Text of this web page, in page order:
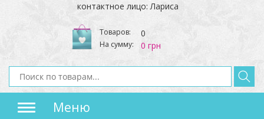
контактное лицо: Лариса
Товаров: 0
На сумму: 0 грн
Меню